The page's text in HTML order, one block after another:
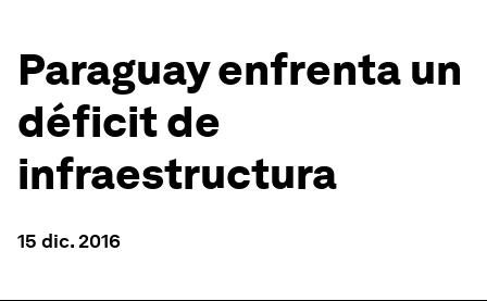
Paraguay enfrenta un
déficit de
infraestructura
15 dic. 2016